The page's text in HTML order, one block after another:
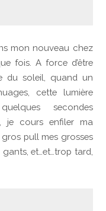
mon nouveau chez
fois. A force d’être
du soleil, quand un
cette lumière
secondes
je cours enfiler ma
pull mes grosses
et…et…trop tard,